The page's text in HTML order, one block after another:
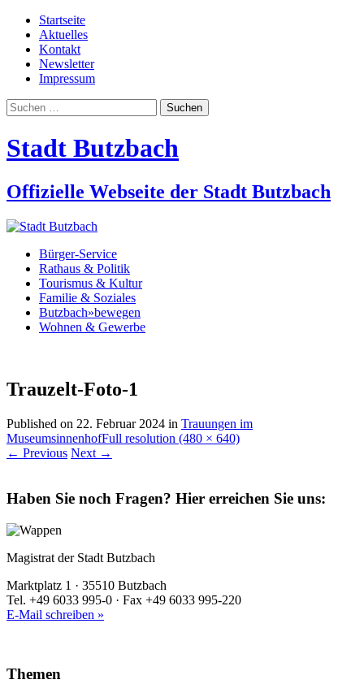
Startseite
Aktuelles
Kontakt
Newsletter
Impressum
Suchen
nach:
Stadt Butzbach
Offizielle Webseite der Stadt Butzbach
Bürger-Service
Rathaus & Politik
Tourismus & Kultur
Familie & Soziales
Butzbach»bewegen
Wohnen & Gewerbe
Trauzelt-Foto-1
Published on 22. Februar 2024 in Trauungen im
MuseumsinnenhofFull resolution (480 × 640)
← Previous Next →
Haben Sie noch Fragen? Hier erreichen Sie uns:
Magistrat der Stadt Butzbach
Marktplatz 1 · 35510 Butzbach
Tel. +49 6033 995-0 · Fax +49 6033 995-220
E-Mail schreiben »
Themen